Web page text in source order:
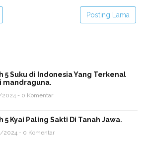
Posting Lama
5 Suku di Indonesia Yang Terkenal
mandraguna.
- 0 Komentar
5 Kyai Paling Sakti Di Tanah Jawa.
2024 - 0 Komentar